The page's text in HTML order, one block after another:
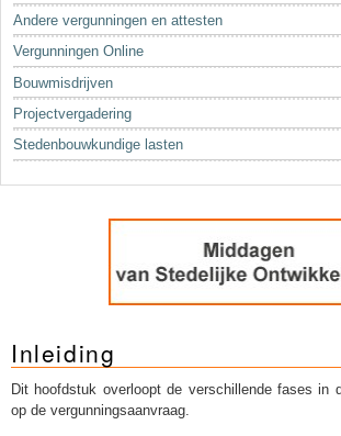
Andere vergunningen en attesten
Vergunningen Online
Bouwmisdrijven
Projectvergadering
Stedenbouwkundige lasten
Inleiding
Dit hoofdstuk overloopt de verschillende fases in
op de vergunningsaanvraag.